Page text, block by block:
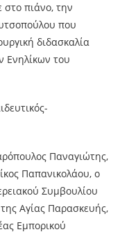
στο πιάνο, την
που
διδασκαλία
Ενηλίκων του
Παναγιώτης,
Παπανικολάου, ο
Συμβουλίου
Αγίας Παρασκευής,
Εμπορικού